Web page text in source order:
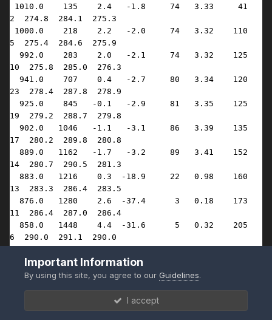
2  274.8  284.1  275.3
5  275.4  284.6  275.9
10  275.8  285.0  276.3
23  278.4  287.8  278.9
19  279.2  288.7  279.8
17  280.2  289.8  280.8
14  280.7  290.5  281.3
13  283.3  286.4  283.5
11  286.4  287.0  286.4
6  290.0  291.1  290.0
  850.0   1524    4.0  -22.0     13   0.78    220
4  290.3  292.9  290.5
2  291.3  295.7  291.6
Important Information
By using this site, you agree to ourGuidelines.
I accept